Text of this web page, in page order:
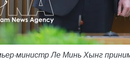
министр Ле Минь Хынг